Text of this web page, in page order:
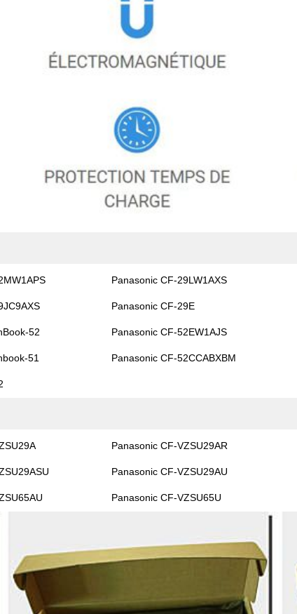
Panasonic CF-29LW1AXS
Panasonic CF-29E
52 Panasonic CF-52EW1AJS
51 Panasonic CF-52CCABXBM
Panasonic CF-VZSU29AR
Panasonic CF-VZSU29AU
Panasonic CF-VZSU65U